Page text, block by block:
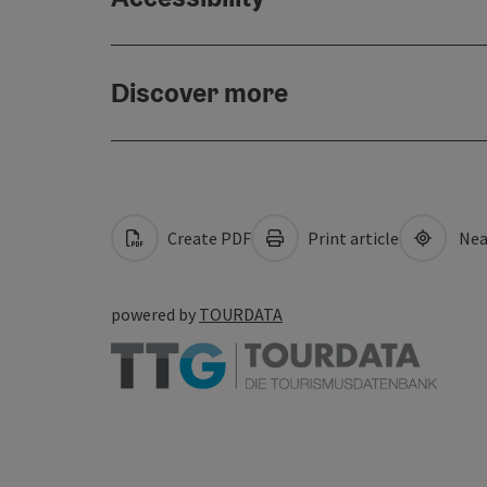
Discover more
Create PDF Print article
powered by TOURDATA